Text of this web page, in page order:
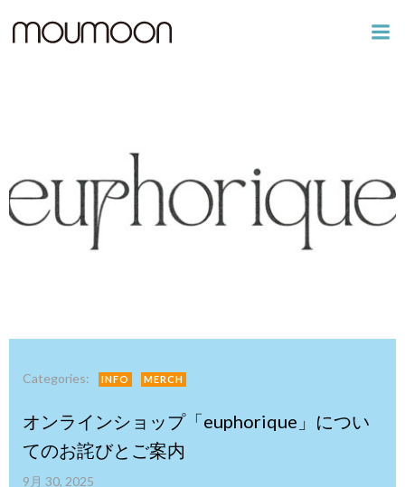
ッ
プ
Categories: INFO MERCH
オンラインショップ「euphorique」につい
てのお詫びとご案内
9月 30, 2025